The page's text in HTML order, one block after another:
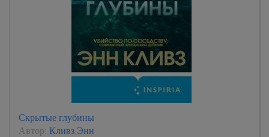
Скрытые глубины
Автор: Кливз Энн